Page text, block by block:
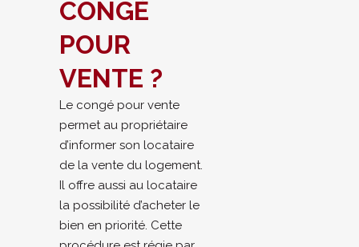
CONGÉ
POUR
VENTE ?
Le congé pour vente
permet au propriétaire
d’informer son locataire
de la vente du logement.
Il offre aussi au locataire
la possibilité d’acheter le
bien en priorité. Cette